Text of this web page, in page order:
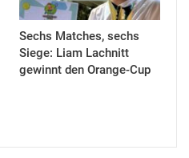
Sechs Matches, sechs
Siege: Liam Lachnitt
gewinnt den Orange-Cup